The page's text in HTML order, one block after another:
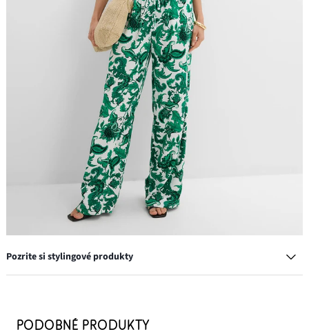
Pozrite si stylingové produkty
14,99 €
PODOBNÉ PRODUKTY